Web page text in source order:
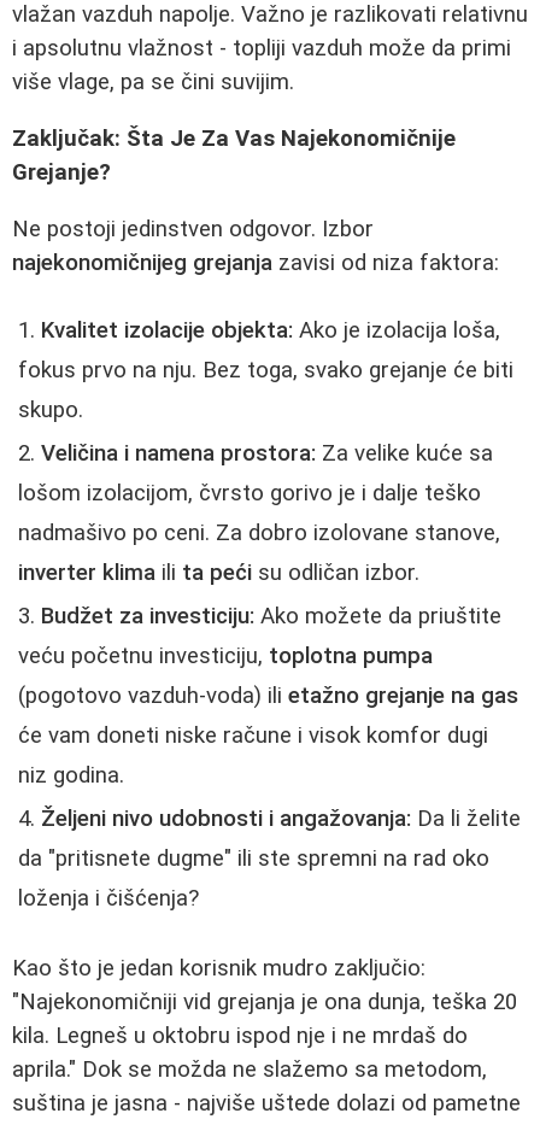
vlažan vazduh napolje. Važno je razlikovati relativnu
i apsolutnu vlažnost - topliji vazduh može da primi
više vlage, pa se čini suvijim.
Zaključak: Šta Je Za Vas Najekonomičnije
Grejanje?
Ne postoji jedinstven odgovor. Izbor
najekonomičnijeg grejanja zavisi od niza faktora:
Kvalitet izolacije objekta: Ako je izolacija loša,
fokus prvo na nju. Bez toga, svako grejanje će biti
skupo.
Veličina i namena prostora: Za velike kuće sa
lošom izolacijom, čvrsto gorivo je i dalje teško
nadmašivo po ceni. Za dobro izolovane stanove,
inverter klima ili ta peći su odličan izbor.
Budžet za investiciju: Ako možete da priuštite
veću početnu investiciju, toplotna pumpa
(pogotovo vazduh-voda) ili etažno grejanje na gas
će vam doneti niske račune i visok komfor dugi
niz godina.
Željeni nivo udobnosti i angažovanja: Da li želite
da "pritisnete dugme" ili ste spremni na rad oko
loženja i čišćenja?
Kao što je jedan korisnik mudro zaključio:
"Najekonomičniji vid grejanja je ona dunja, teška 20
kila. Legneš u oktobru ispod nje i ne mrdаš do
aprila." Dok se možda ne slažemo sa metodom,
suština je jasna - najviše uštede dolazi od pametne